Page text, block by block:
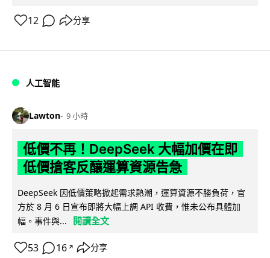
12 分享
人工智能
Lawton 9 小時
低價不再！DeepSeek 大幅加價在即
低價搶客反釀運算資源告急
DeepSeek 因低價策略掀起需求熱潮，運算資源不勝負荷，官
方於 8 月 6 日宣布即將大幅上調 API 收費，惟未公布具體加
幅。事件與...
閱讀全文
53 16 ↗ 分享